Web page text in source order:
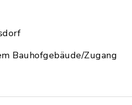
Bauhofgebäude/Zugang